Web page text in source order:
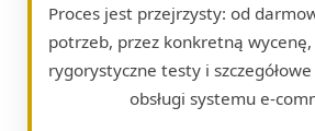
Proces jest przejrzysty: od
potrzeb, przez konkretną
rygorystyczne testy i
obsługi systemu e-